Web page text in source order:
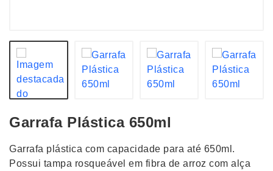
Garrafa Plástica 650ml
Garrafa plástica com capacidade para até 650ml.
Possui tampa rosqueável em fibra de arroz com alça